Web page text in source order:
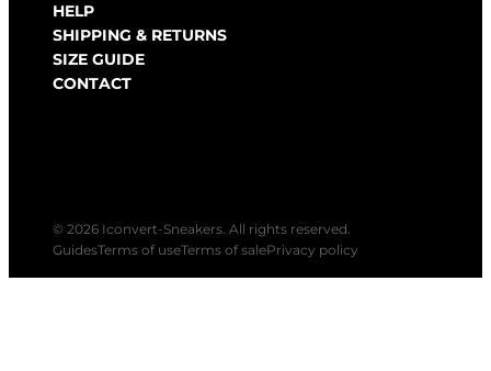
HELP
SHIPPING & RETURNS
SIZE GUIDE
CONTACT
© 2026 Iconvert-Sneakers. All rights reserved.
GuidesTerms of useTerms of salePrivacy policy